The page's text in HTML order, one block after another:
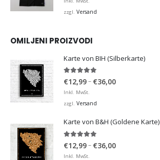
zzgl. Versand
OMILJENI PROIZVODI
Karte von BIH (Silberkarte)
4.92 von 5
€12,99– €36,00Preisspanne:
Inkl. MwSt.
zzgl. Versand
Karte von B&H (Goldene Karte)
€12,99– €36,00Preisspanne:
Inkl. MwSt.